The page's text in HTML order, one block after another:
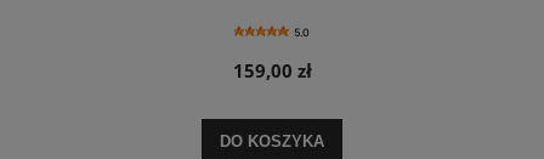
5.0
159,00 zł
DO KOSZYKA